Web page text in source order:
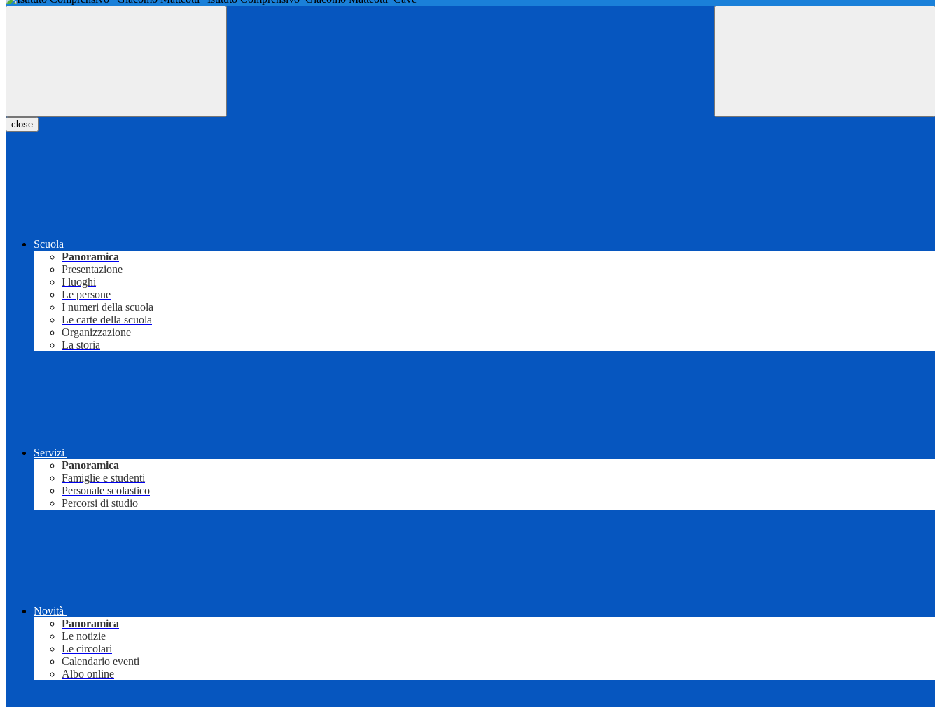
close
Scuola
Panoramica
Presentazione
I luoghi
Le persone
I numeri della scuola
Le carte della scuola
Organizzazione
La storia
Servizi
Panoramica
Famiglie e studenti
Personale scolastico
Percorsi di studio
Novità
Panoramica
Le notizie
Le circolari
Calendario eventi
Albo online